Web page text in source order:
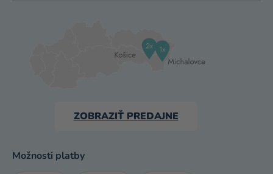
ZOBRAZIŤ PREDAJNE
Možnosti platby